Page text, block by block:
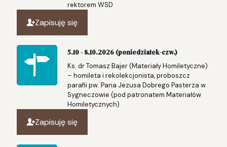
rektorem WSD
Zapisuję się
5.10 - 8.10.2026 (poniedziałek-czw.)
Ks. dr Tomasz Bajer (Materiały Homiletyczne)
– homileta i rekolekcjonista, proboszcz
parafii pw. Pana Jezusa Dobrego Pasterza w
Sygneczowie (pod patronatem Materiałów
Homiletycznych)
Zapisuję się